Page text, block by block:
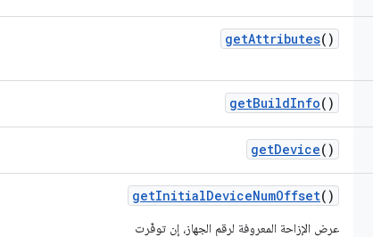
getAttributes()
getBuildInfo()
getDevice()
getInitialDeviceNumOffset()
عرض الإزاحة المعروفة لرقم الجهاز، إن توفّرت